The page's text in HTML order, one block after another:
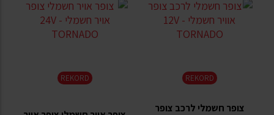
REKORD
צופר חשמלי לרכב צופר
REKORD